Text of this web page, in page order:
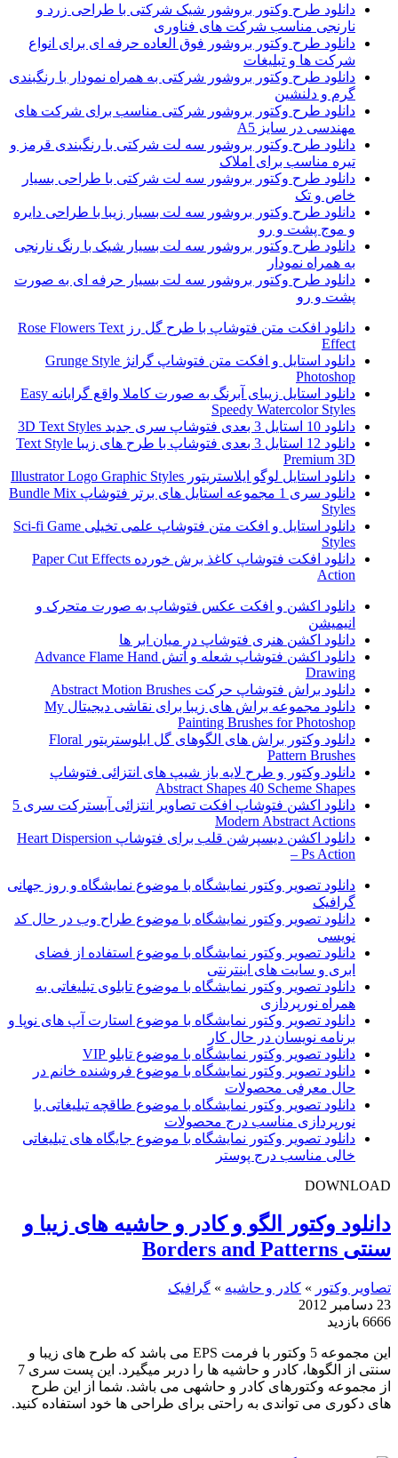
دانلود طرح وکتور بروشور شیک شرکتی با طراحی زرد و
نارنجی مناسب شرکت های فناوری
دانلود طرح وکتور بروشور فوق العاده حرفه ای برای انواع
شرکت ها و تبلیغات
دانلود طرح وکتور بروشور شرکتی به همراه نمودار با رنگبندی
گرم و دلنشین
دانلود طرح وکتور بروشور شرکتی مناسب برای شرکت های
مهندسی در سایز A5
دانلود طرح وکتور بروشور سه لت شرکتی با رنگبندی قرمز و
تیره مناسب برای املاک
دانلود طرح وکتور بروشور سه لت شرکتی با طراحی بسیار
خاص و تک
دانلود طرح وکتور بروشور سه لت بسیار زیبا با طراحی دایره
و موج پشت و رو
دانلود طرح وکتور بروشور سه لت بسیار شیک با رنگ نارنجی
به همراه نمودار
دانلود طرح وکتور بروشور سه لت بسیار حرفه ای به صورت
پشت و رو
دانلود افکت متن فتوشاپ با طرح گل رز Rose Flowers Text
Effect
دانلود استایل و افکت متن فتوشاپ گرانژ Grunge Style
Photoshop
دانلود استایل زیبای آبرنگ به صورت کاملا واقع گرایانه Easy
Speedy Watercolor Styles
دانلود 10 استایل 3 بعدی فتوشاپ سری جدید 3D Text Styles
دانلود 12 استایل 3 بعدی فتوشاپ با طرح های زیبا Text Style
Premium 3D
دانلود استایل لوگو ایلاستریتور Illustrator Logo Graphic Styles
دانلود سری 1 مجموعه استایل های برتر فتوشاپ Bundle Mix
Styles
دانلود استایل و افکت متن فتوشاپ علمی تخیلی Sci-fi Game
Styles
دانلود افکت فتوشاپ کاغذ برش خورده Paper Cut Effects
Action
دانلود اکشن و افکت عکس فتوشاپ به صورت متحرک و
انیمیشن
دانلود اکشن هنری فتوشاپ در میان ابر ها
دانلود اکشن فتوشاپ شعله و آتش Advance Flame Hand
Drawing
دانلود براش فتوشاپ حرکت Abstract Motion Brushes
دانلود مجموعه براش های زیبا برای نقاشی دیجیتال My
Painting Brushes for Photoshop
دانلود وکتور براش های الگوهای گل ایلوستریتور Floral
Pattern Brushes
دانلود وکتور و طرح لایه باز شیپ های انتزائی فتوشاپ
Abstract Shapes 40 Scheme Shapes
دانلود اکشن فتوشاپ افکت تصاویر انتزائی آبسترکت سری 5
Modern Abstract Actions
دانلود اکشن دیسپرشن قلب برای فتوشاپ Heart Dispersion
– Ps Action
دانلود تصویر وکتور نمایشگاه با موضوع نمایشگاه و روز جهانی
گرافیک
دانلود تصویر وکتور نمایشگاه با موضوع طراح وب در حال کد
نویسی
دانلود تصویر وکتور نمایشگاه با موضوع استفاده از فضای
ابری و سایت های اینترنتی
دانلود تصویر وکتور نمایشگاه با موضوع تابلوی تبلیغاتی به
همراه نورپردازی
دانلود تصویر وکتور نمایشگاه با موضوع استارت آپ های نوپا و
برنامه نویسان در حال کار
دانلود تصویر وکتور نمایشگاه با موضوع تابلو VIP
دانلود تصویر وکتور نمایشگاه با موضوع فروشنده خانم در
حال معرفی محصولات
دانلود تصویر وکتور نمایشگاه با موضوع طاقچه تبلیغاتی با
نورپردازی مناسب درج محصولات
دانلود تصویر وکتور نمایشگاه با موضوع جایگاه های تبلیغاتی
خالی مناسب درج پوستر
DOWNLOAD
دانلود وکتور الگو و کادر و حاشیه های زیبا و
سنتی Borders and Patterns
تصاویر وکتور » کادر و حاشیه » گرافیک
23 دسامبر 2012
6666 بازدید
این مجموعه 5 وکتور با فرمت EPS می باشد که طرح های زیبا و
سنتی از الگوها، کادر و حاشیه ها را دربر میگیرد. این پست سری 7
از مجموعه وکتورهای کادر و حاشهی می باشد. شما از این طرح
های دکوری می تواندی به راحتی برای طراحی ها خود استفاده کنید.